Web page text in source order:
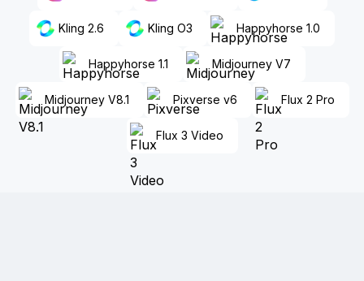
Kling 2.6 Kling O3 Happyhorse 1.0
Happyhorse 1.1 Midjourney V7
Midjourney V8.1 Pixverse v6 Flux 2 Pro
Flux 3 Video